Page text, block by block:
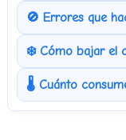
🚫 Errores que
❄️ Cómo bajar el
🌡️ Cuánto